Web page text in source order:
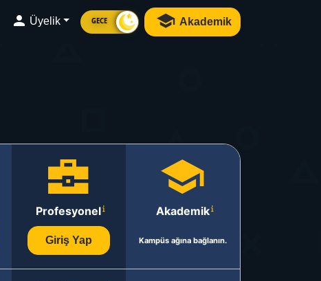
Üyelik GECE Akademik
Profesyonel
Giriş Yap
Akademik
Kampüs ağına bağlanın.